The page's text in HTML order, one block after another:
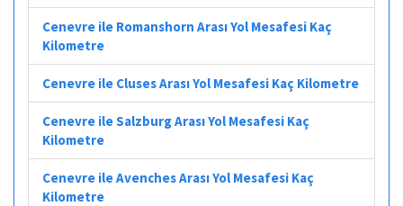
Cenevre ile Romanshorn Arası Yol Mesafesi Kaç
Kilometre
Cenevre ile Cluses Arası Yol Mesafesi Kaç Kilometre
Cenevre ile Salzburg Arası Yol Mesafesi Kaç
Kilometre
Cenevre ile Avenches Arası Yol Mesafesi Kaç
Kilometre